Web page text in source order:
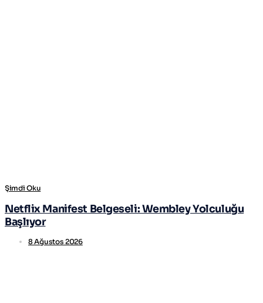
Şimdi Oku
Netflix Manifest Belgeseli: Wembley Yolculuğu
Başlıyor
8 Ağustos 2026